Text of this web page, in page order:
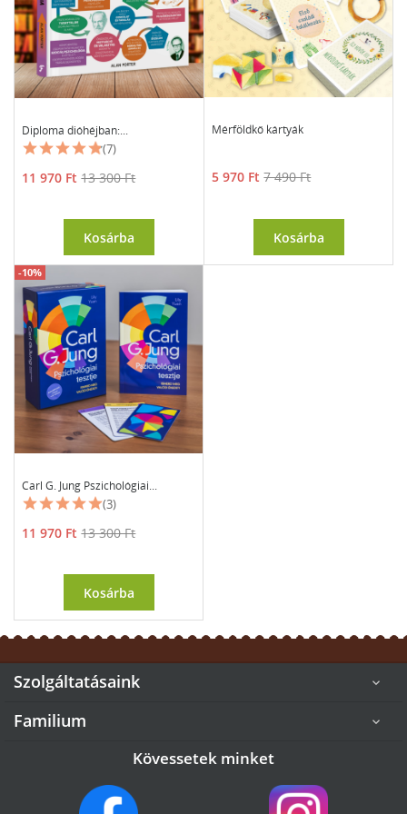
Diploma dióhéjban:...
(7)
Ár
11 970 Ft Normál
ár
13 300 Ft
Kosárba
Mérföldkő kártyák
Ár
5 970 Ft Normál
ár
7 490 Ft
Kosárba
-10%
Carl G. Jung Pszichológiai...
(3)
Ár
11 970 Ft Normál
ár
13 300 Ft
Kosárba
Szolgáltatásaink 
Familium 
Kövessetek minket